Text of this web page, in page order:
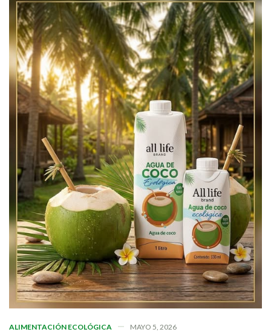
ALIMENTACIÓN ECOLÓGICA MAYO 5, 2026